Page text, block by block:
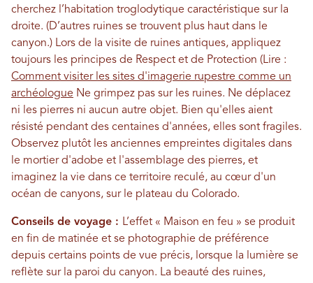
cherchez l’habitation troglodytique caractéristique sur la
droite. (D’autres ruines se trouvent plus haut dans le
canyon.) Lors de la visite de ruines antiques, appliquez
toujours les principes de Respect et de Protection (Lire :
Comment visiter les sites d'imagerie rupestre comme un
archéologue Ne grimpez pas sur les ruines. Ne déplacez
ni les pierres ni aucun autre objet. Bien qu'elles aient
résisté pendant des centaines d'années, elles sont fragiles.
Observez plutôt les anciennes empreintes digitales dans
le mortier d'adobe et l'assemblage des pierres, et
imaginez la vie dans ce territoire reculé, au cœur d'un
océan de canyons, sur le plateau du Colorado.
Conseils de voyage : L’effet « Maison en feu » se produit
en fin de matinée et se photographie de préférence
depuis certains points de vue précis, lorsque la lumière se
reflète sur la paroi du canyon. La beauté des ruines,